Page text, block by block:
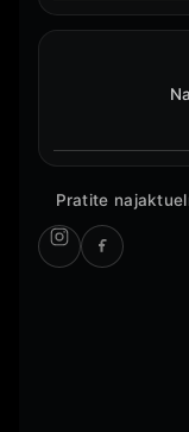
Pratite